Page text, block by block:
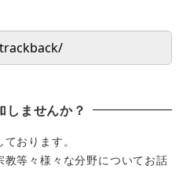
しませんか？
おります。
等々様々な分野についてお話